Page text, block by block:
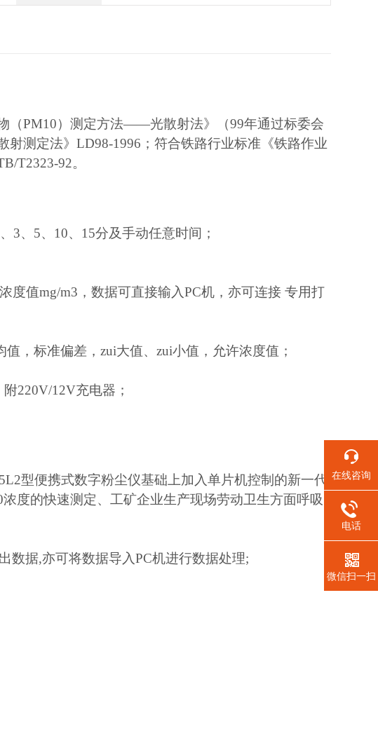
（PM10）测定方法——光散射法》（99年通过标委会
测定法》LD98-1996；符合铁路行业标准《铁路作业
T2323-92。
3、5、10、15分及手动任意时间；
度值mg/m3，数据可直接输入PC机，亦可连接 专用打
，标准偏差，zui大值、zui小值，允许浓度值；
220V/12V充电器；
型便携式数字粉尘仪基础上加入单片机控制的新一代
度的快速测定、工矿企业生产现场劳动卫生方面呼吸
数据,亦可将数据导入PC机进行数据处理;
在线咨询
电话
微信扫一扫